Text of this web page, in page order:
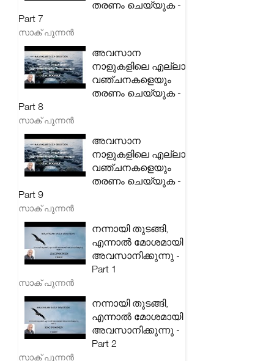
തരണം ചെയ്യുക -
Part 7
സാക് പുന്നൻ
അവസാന
നാളുകളിലെ എല്ലാ
വഞ്ചനകളെയും
തരണം ചെയ്യുക -
Part 8
സാക് പുന്നൻ
അവസാന
നാളുകളിലെ എല്ലാ
വഞ്ചനകളെയും
തരണം ചെയ്യുക -
Part 9
സാക് പുന്നൻ
നന്നായി തുടങ്ങി,
എന്നാൽ മോശമായി
അവസാനിക്കുന്നു -
Part 1
സാക് പുന്നൻ
നന്നായി തുടങ്ങി,
എന്നാൽ മോശമായി
അവസാനിക്കുന്നു -
Part 2
സാക് പുന്നൻ